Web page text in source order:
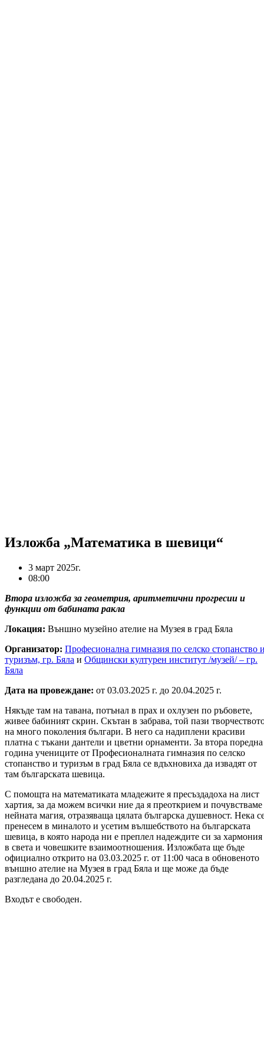
Изложба „Математика в шевици“
3 март 2025г.
08:00
Втора изложба за геометрия, аритметични прогресии и
функции от бабината ракла
Локация: Външно музейно ателие на Музея в град Бяла
Организатор: Професионална гимназия по селско стопанство
туризъм, гр. Бяла и Общински културен институт /музей/ – гр.
Бяла
Дата на провеждане: от 03.03.2025 г. до 20.04.2025 г.
Някъде там на тавана, потънал в прах и охлузен по ръбовете,
живее бабиният скрин. Скътан в забрава, той пази
на много поколения българи. В него са надиплени красиви
платна с тъкани дантели и цветни орнаменти. За втора поредна
година учениците от Професионалната гимназия по селско
стопанство и туризъм в град Бяла се вдъхновиха да извадят от
там българската шевица.
С помощта на математиката младежите я пресъздадоха на лист
хартия, за да можем всички ние да я преоткрием и почувстваме
нейната магия, отразяваща цялата българска душевност. Нека
пренесем в миналото и усетим вълшебството на българската
шевица, в която народа ни е преплел надеждите си за хармония
в света и човешките взаимоотношения. Изложбата ще бъде
официално открито на 03.03.2025 г. от 11:00 часа в обновеното
външно ателие на Музея в град Бяла и ще може да бъде
разгледана до 20.04.2025 г.
Входът е свободен.